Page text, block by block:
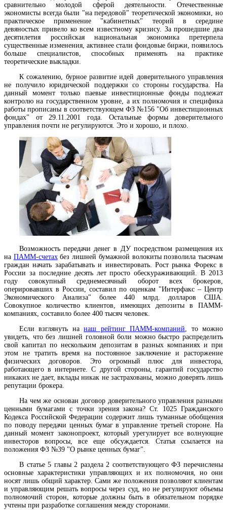
сравнительно молодой сферой деятельности. Отечественные
экономисты всегда были "на передовой" теоретической экономики, но
практическое применение "кабинетных" теорий в середине
девяностых привело ко всем известному кризису. За прошедшие два
десятилетия российская национальная экономика претерпела
существенные изменения, активнее стали фондовые биржи, появилось
больше специалистов, способных применять на практике
теоретические выкладки.
К сожалению, бурное развитие идей доверительного управления
не получило юридической поддержки со стороны государства. На
данный момент только паевые инвестиционные фонды подлежат
контролю на государственном уровне, а их полномочия и специфика
работы прописаны в соответствующем ФЗ №156 "Об инвестиционных
фондах" от 29.11.2001 года. Остальные формы доверительного
управления почти не регулируются. Это и хорошо, и плохо.
Возможность передачи денег в ДУ посредством размещения их
на ПАММ-счетахбез лишней бумажной волокиты позволила тысячам
граждан начать зарабатывать и инвестировать. Рост рынка Форекс в
России за последние десять лет просто обескураживающий. В 2013
году совокупный среднемесячный оборот всех брокеров,
оперировавших в России, составил по оценкам "Интерфакс – Центр
Экономического Анализа" более 440 млрд. долларов США.
Совокупное количество клиентов, имеющих депозиты в ПАММ-
компаниях, составило более 400 тысяч человек.
Если взглянуть нанаш рейтинг ПАММ-компаний, то можно
увидеть, что без лишней головной боли можно быстро распределить
свой капитал по нескольким депозитам в разных компаниях и при
этом не тратить время на постоянное заключение и расторжение
физических договоров. Это огромный плюс для инвестора,
работающего в интернете. С другой стороны, гарантий государство
никаких не дает, вклады никак не застрахованы, можно доверять лишь
репутации брокера.
На чем же основан договор доверительного управления разными
ценными бумагами с точки зрения закона? Ст. 1025 Гражданского
Кодекса Российской Федерации содержит лишь туманные обобщения
по поводу передачи ценных бумаг в управление третьей стороне. На
данный момент законопроект, который урегулирует все волнующие
инвесторов вопросы, все еще обсуждается. Статья ссылается на
положения ФЗ №39 "О рынке ценных бумаг".
В статье 5 главы 2 раздела 2 соответствующего ФЗ перечислены
основные характеристики управляющих и их полномочия, но они
носят лишь общий характер. Сами же положения позволяют клиентам
и управляющим решать вопросы через суд, но не регулируют объемы
полномочий сторон, которые должны быть в обязательном порядке
учтены при разработке соглашения между сторонами.